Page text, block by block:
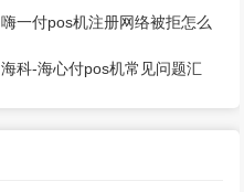
嗨一付pos机注册网络被拒怎么
回事？
海科-海心付pos机常见问题汇